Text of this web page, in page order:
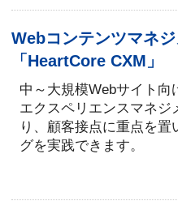
Webコンテンツマネ
「HeartCore CXM」
中～大規模Webサイト向
エクスペリエンスマネジ
り、顧客接点に重点を
グを実践できます。